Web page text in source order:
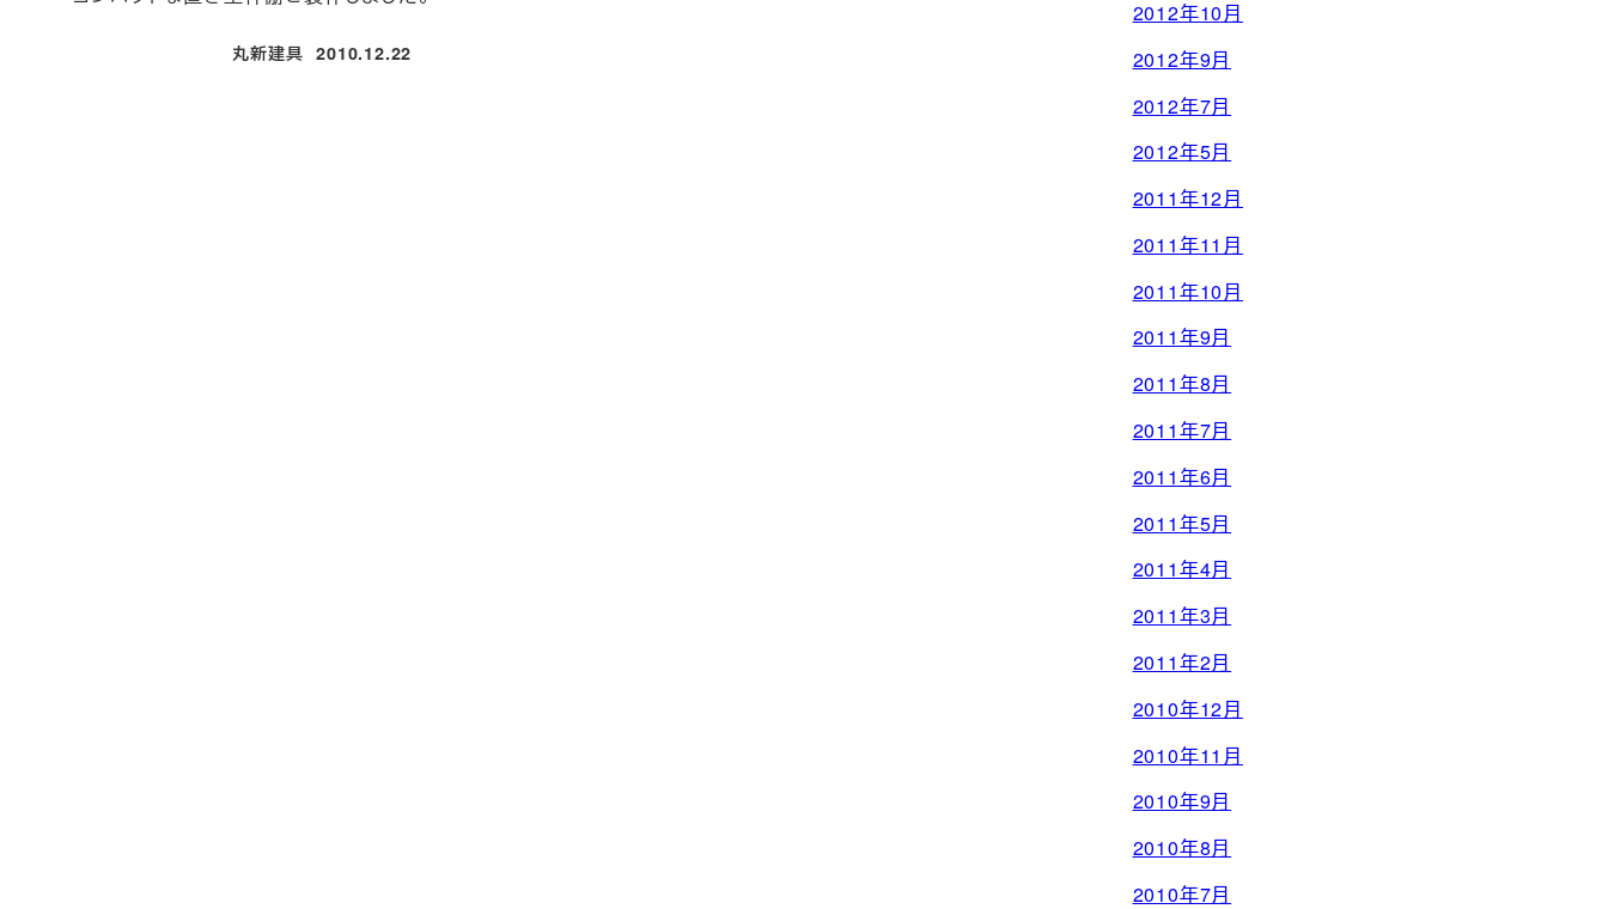
丸新建具
投稿日
2010.12.22
2012年10月
2012年9月
2012年7月
2012年5月
2011年12月
2011年11月
2011年10月
2011年9月
2011年8月
2011年7月
2011年6月
2011年5月
2011年4月
2011年3月
2011年2月
2010年12月
2010年11月
2010年9月
2010年8月
2010年7月